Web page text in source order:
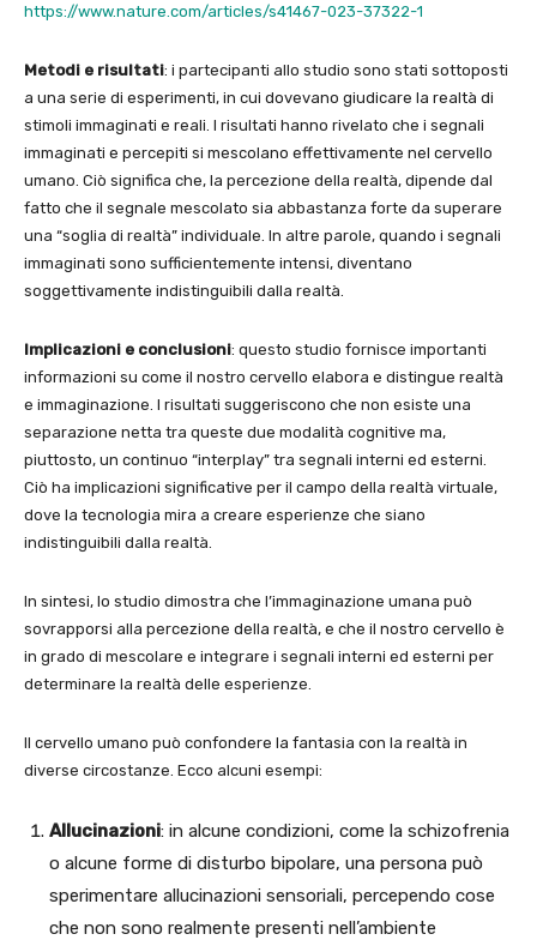
https://www.nature.com/articles/s41467-023-37322-1
Metodi e risultati: i partecipanti allo studio sono stati sottoposti
a una serie di esperimenti, in cui dovevano giudicare la realtà di
stimoli immaginati e reali. I risultati hanno rivelato che i segnali
immaginati e percepiti si mescolano effettivamente nel cervello
umano. Ciò significa che, la percezione della realtà, dipende dal
fatto che il segnale mescolato sia abbastanza forte da superare
una “soglia di realtà” individuale. In altre parole, quando i segnali
immaginati sono sufficientemente intensi, diventano
soggettivamente indistinguibili dalla realtà.
Implicazioni e conclusioni: questo studio fornisce importanti
informazioni su come il nostro cervello elabora e distingue realtà
e immaginazione. I risultati suggeriscono che non esiste una
separazione netta tra queste due modalità cognitive ma,
piuttosto, un continuo “interplay” tra segnali interni ed esterni.
Ciò ha implicazioni significative per il campo della realtà virtuale,
dove la tecnologia mira a creare esperienze che siano
indistinguibili dalla realtà.
In sintesi, lo studio dimostra che l’immaginazione umana può
sovrapporsi alla percezione della realtà, e che il nostro cervello è
in grado di mescolare e integrare i segnali interni ed esterni per
determinare la realtà delle esperienze.
Il cervello umano può confondere la fantasia con la realtà in
diverse circostanze. Ecco alcuni esempi:
Allucinazioni: in alcune condizioni, come la schizofrenia
o alcune forme di disturbo bipolare, una persona può
sperimentare allucinazioni sensoriali, percependo cose
che non sono realmente presenti nell’ambiente